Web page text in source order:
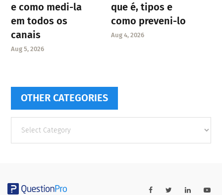
e como medi-la
em todos os
canais
Aug 5, 2026
que é, tipos e
como preveni-lo
Aug 4, 2026
OTHER CATEGORIES
categories